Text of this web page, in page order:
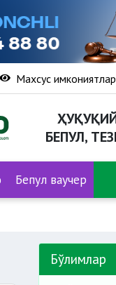
Махсус имкониятлар
БЕПУЛ,
Бепул ваучер
Бўлимлар